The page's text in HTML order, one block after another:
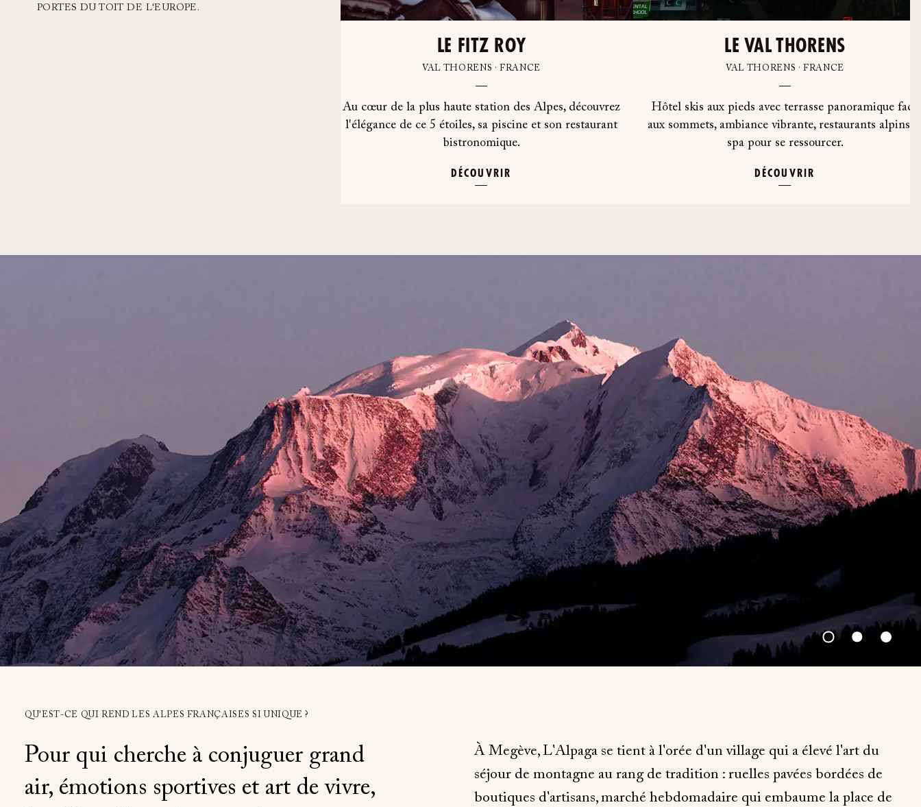
PORTES DU TOIT DE L'EUROPE.
LE FITZ ROY
VAL THORENS · FRANCE
Au cœur de la plus haute station des Alpes, découvrez
l'élégance de ce 5 étoiles, sa piscine et son restaurant
bistronomique.
DÉCOUVRIR
LE VAL THORENS
VAL THORENS · FRANCE
Hôtel skis aux pieds avec terrasse panoramique face
aux sommets, ambiance vibrante, restaurants alpins
spa pour se ressourcer.
DÉCOUVRIR
QU'EST-CE QUI REND LES ALPES FRANÇAISES SI UNIQUE ?
Pour qui cherche à conjuguer grand
air, émotions sportives et art de vivre,
À Megève, L'Alpaga se tient à l'orée d'un village qui a élevé l'art du
séjour de montagne au rang de tradition : ruelles pavées bordées de
boutiques d'artisans, marché hebdomadaire qui embaume la place de